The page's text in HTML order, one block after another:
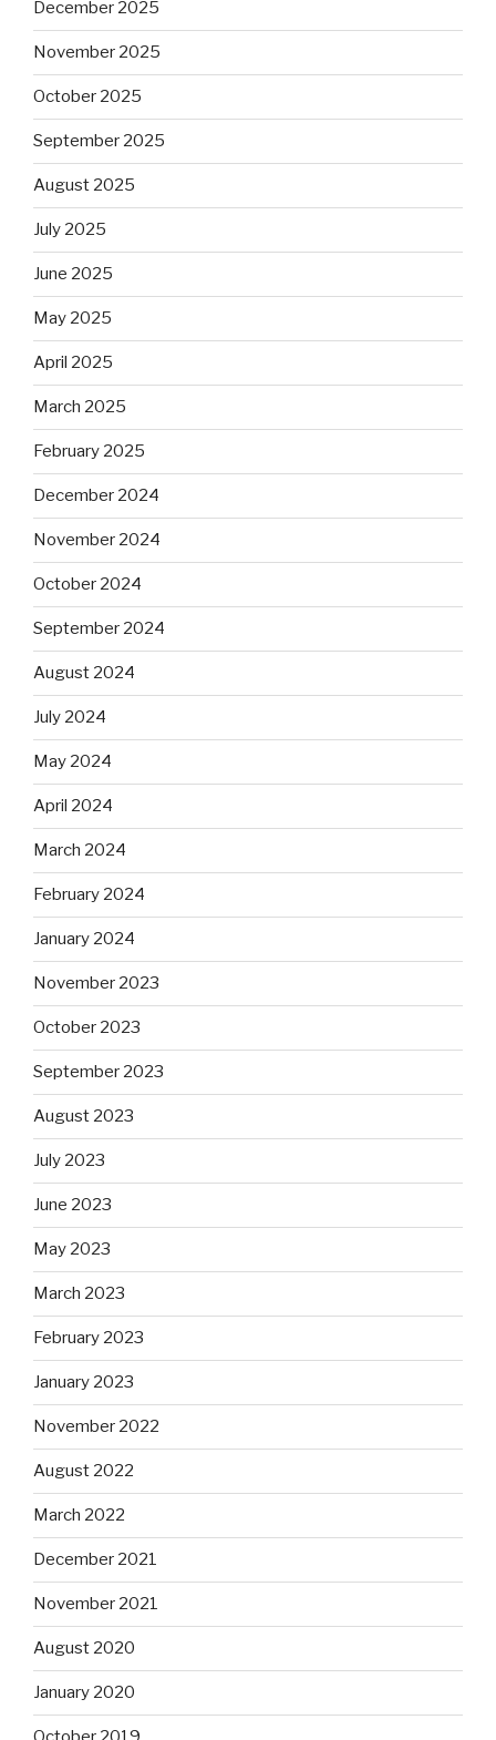
December 2025
November 2025
October 2025
September 2025
August 2025
July 2025
June 2025
May 2025
April 2025
March 2025
February 2025
December 2024
November 2024
October 2024
September 2024
August 2024
July 2024
May 2024
April 2024
March 2024
February 2024
January 2024
November 2023
October 2023
September 2023
August 2023
July 2023
June 2023
May 2023
March 2023
February 2023
January 2023
November 2022
August 2022
March 2022
December 2021
November 2021
August 2020
January 2020